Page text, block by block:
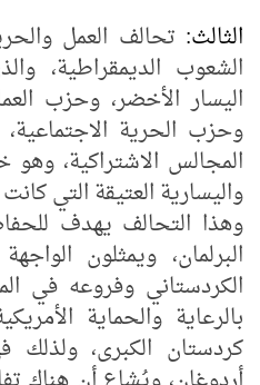
الثالث: تحالف العمل
الشعوب الديمقراطية،
اليسار الأخضر، وحزب
وحزب الحرية الاجتماعية،
المجالس الاشتراكية،
واليسارية العتيقة التي
وهذا التحالف يهدف
البرلمان، ويمثلون
الكردستاني وفروعه في
بالرعاية والحماية
كردستان الكبرى،